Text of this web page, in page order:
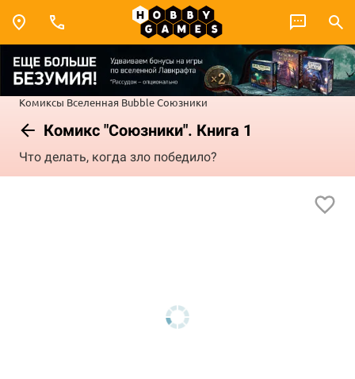
Комиксы Вселенная BubbleСоюзники
Комикс "Союзники". Книга 1
Что делать, когда зло победило?